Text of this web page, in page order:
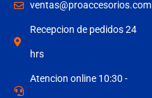
ventas@proaccesorios.com
Recepcion de pedidos 24
hrs
Atencion online 10:30 -